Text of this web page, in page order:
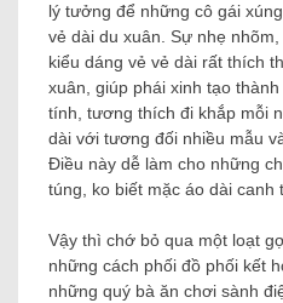
lý tưởng để những cô gái
vẻ dài du xuân. Sự nhẹ
kiểu dáng vẻ vẻ dài rất thích
xuân, giúp phái xinh tạo
tính, tương thích đi khắp mỗi
dài với tương đối nhiều mẫu
Điều này dễ làm cho những
túng, ko biết mặc áo dài canh
Vậy thì chớ bỏ qua một loạt
những cách phối đồ phối kết
những quý bà ăn chơi sành